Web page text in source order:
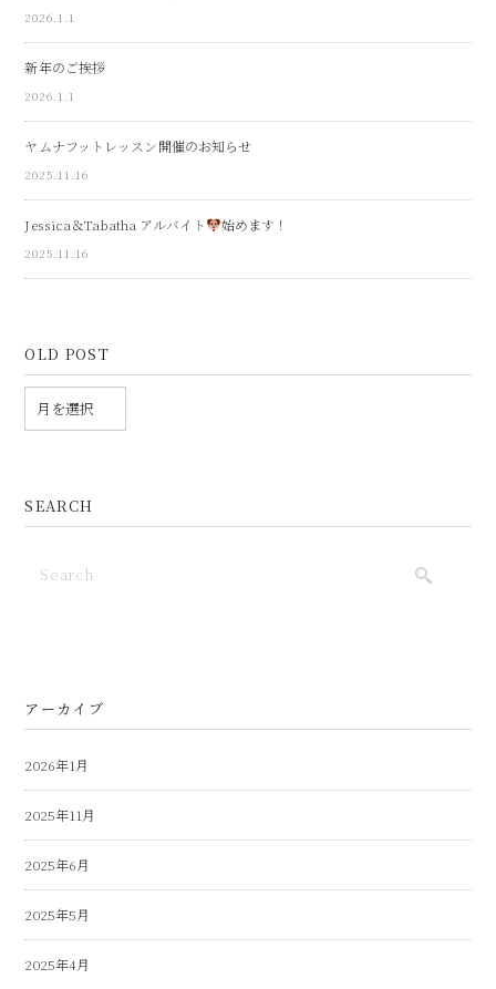
2026.1.1
新年のご挨拶
2026.1.1
ヤムナフットレッスン開催のお知らせ
2025.11.16
Jessica＆Tabatha アルバイト 始めます！
2025.11.16
OLD POST
SEARCH
アーカイブ
2026年1月
2025年11月
2025年6月
2025年5月
2025年4月